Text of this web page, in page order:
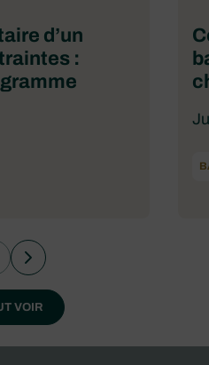
d’un
:
VOIR